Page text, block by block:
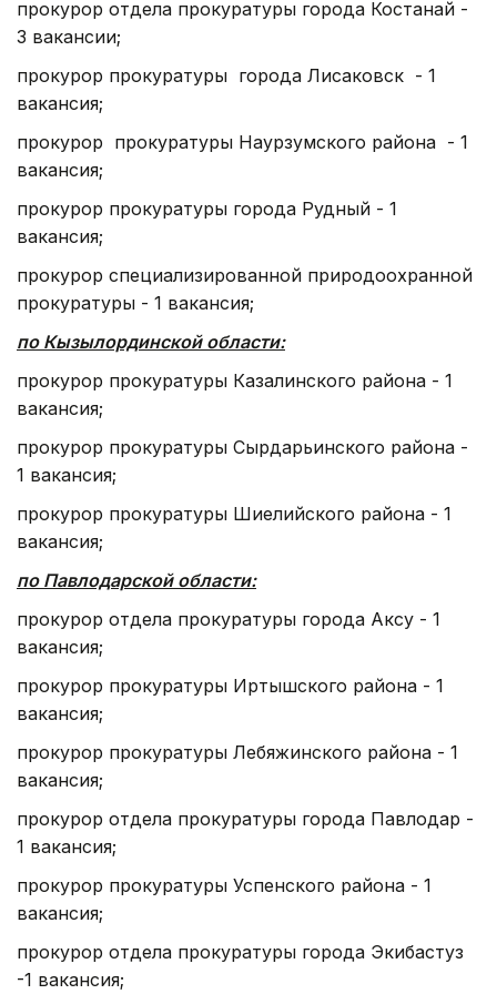
прокурор отдела прокуратуры города Костанай -
3 вакансии;
прокурор прокуратуры города Лисаковск - 1
вакансия;
прокурор прокуратуры Наурзумского района - 1
вакансия;
прокурор прокуратуры города Рудный - 1
вакансия;
прокурор специализированной природоохранной
прокуратуры - 1 вакансия;
по Кызылординской области:
прокурор прокуратуры Казалинского района - 1
вакансия;
прокурор прокуратуры Сырдарьинского района -
1 вакансия;
прокурор прокуратуры Шиелийского района - 1
вакансия;
по Павлодарской области:
прокурор отдела прокуратуры города Аксу - 1
вакансия;
прокурор прокуратуры Иртышского района - 1
вакансия;
прокурор прокуратуры Лебяжинского района - 1
вакансия;
прокурор отдела прокуратуры города Павлодар -
1 вакансия;
прокурор прокуратуры Успенского района - 1
вакансия;
прокурор отдела прокуратуры города Экибастуз
-1 вакансия;